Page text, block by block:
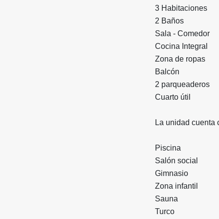
3 Habitaciones
2 Baños
Sala - Comedor
Cocina Integral
Zona de ropas
Balcón
2 parqueaderos
Cuarto útil
La unidad cuenta
Piscina
Salón social
Gimnasio
Zona infantil
Sauna
Turco